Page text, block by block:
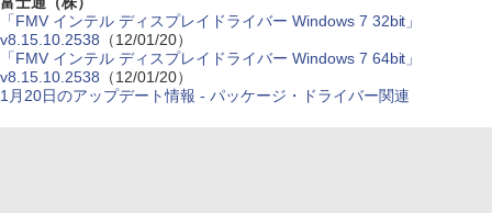
「FMV インテル ディスプレイドライバー Windows 7 32bit」
v8.15.10.2538 （12/01/20）
「FMV インテル ディスプレイドライバー Windows 7 64bit」
v8.15.10.2538 （12/01/20）
1月20日のアップデート情報 - パッケージ・ドライバー関連